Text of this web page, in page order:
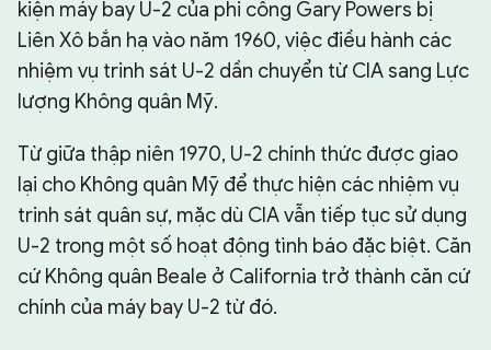
kiện máy bay U-2 của phi công Gary Powers bị
Liên Xô bắn hạ vào năm 1960, việc điều hành các
nhiệm vụ trinh sát U-2 dần chuyển từ CIA sang Lực
lượng Không quân Mỹ.
Từ giữa thập niên 1970, U-2 chính thức được giao
lại cho Không quân Mỹ để thực hiện các nhiệm vụ
trinh sát quân sự, mặc dù CIA vẫn tiếp tục sử dụng
U-2 trong một số hoạt động tình báo đặc biệt. Căn
cứ Không quân Beale ở California trở thành căn cứ
chính của máy bay U-2 từ đó.